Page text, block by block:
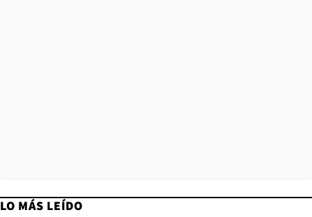
LO MÁS LEÍDO